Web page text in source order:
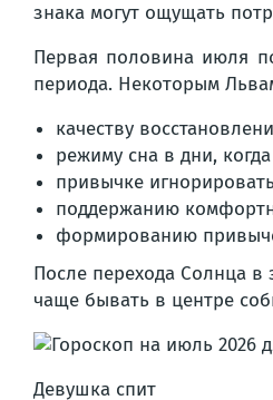
знака могут ощущать
Первая половина июля
периода. Некоторым
качеству
режиму сна в дни,
привычке
поддержанию
формированию
После перехода Солнца в
чаще бывать в центре
Девушка спит